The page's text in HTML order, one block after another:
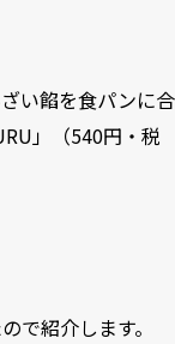
い餡を食パンに合
」（540円・税
で紹介します。